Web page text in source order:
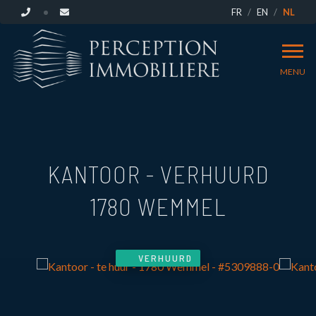
FR EN NL
MENU
KANTOOR - VERHUURD
1780 WEMMEL
VERHUURD